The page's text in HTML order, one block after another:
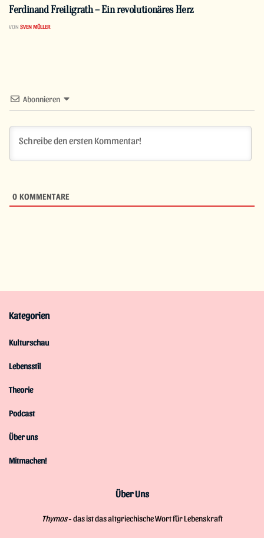
Ferdinand Freiligrath – Ein revolutionäres Herz
VON SVEN MÜLLER
Abonnieren
0 KOMMENTARE
Kategorien
Kulturschau
Lebensstil
Theorie
Podcast
Über uns
Mitmachen!
Über Uns
Thymos- das ist das altgriechische Wort für Lebenskraft